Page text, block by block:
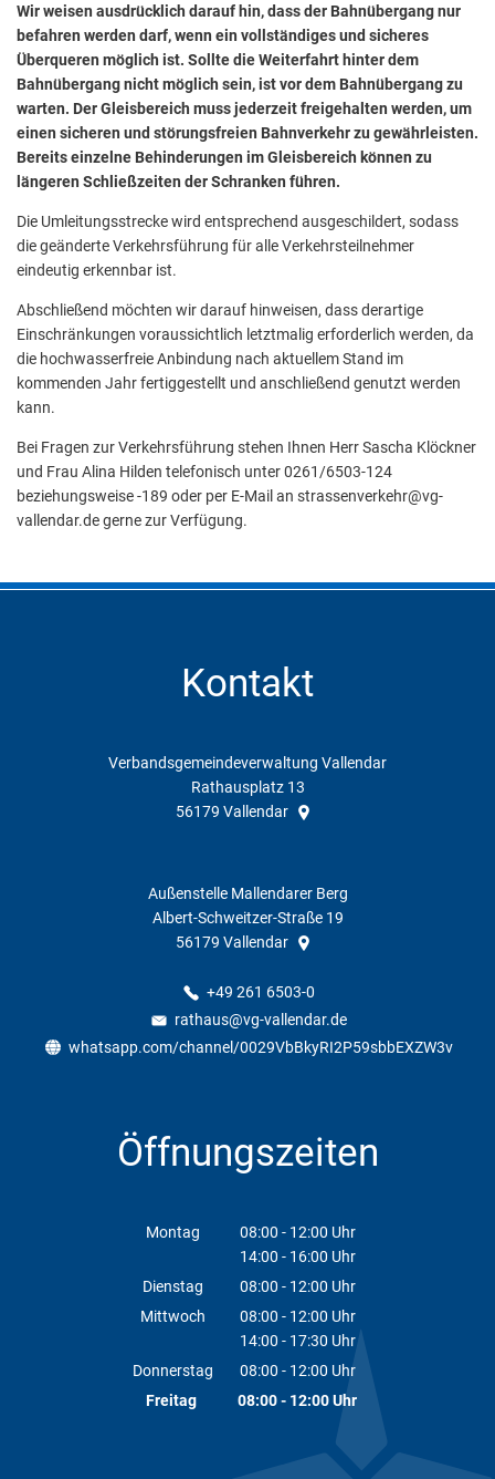
Wir weisen ausdrücklich darauf hin, dass der Bahnübergang nur
befahren werden darf, wenn ein vollständiges und sicheres
Überqueren möglich ist. Sollte die Weiterfahrt hinter dem
Bahnübergang nicht möglich sein, ist vor dem Bahnübergang zu
warten. Der Gleisbereich muss jederzeit freigehalten werden, um
einen sicheren und störungsfreien Bahnverkehr zu gewährleisten.
Bereits einzelne Behinderungen im Gleisbereich können zu
längeren Schließzeiten der Schranken führen.
Die Umleitungsstrecke wird entsprechend ausgeschildert, sodass
die geänderte Verkehrsführung für alle Verkehrsteilnehmer
eindeutig erkennbar ist.
Abschließend möchten wir darauf hinweisen, dass derartige
Einschränkungen voraussichtlich letztmalig erforderlich werden, da
die hochwasserfreie Anbindung nach aktuellem Stand im
kommenden Jahr fertiggestellt und anschließend genutzt werden
kann.
Bei Fragen zur Verkehrsführung stehen Ihnen Herr Sascha Klöckner
und Frau Alina Hilden telefonisch unter 0261/6503-124
beziehungsweise -189 oder per E-Mail an strassenverkehr@vg-
vallendar.de gerne zur Verfügung.
Kontakt
Verbandsgemeindeverwaltung Vallendar
Rathausplatz 13
56179 Vallendar
Außenstelle Mallendarer Berg
Albert-Schweitzer-Straße 19
56179 Vallendar
+49 261 6503-0
rathaus@vg-vallendar.de
whatsapp.com/channel/0029VbBkyRI2P59sbbEXZW3v
Öffnungszeiten
Montag 08:00 - 12:00 Uhr
Von 08:00 bis 12:00 Uhr
14:00 - 16:00 Uhr
Von 14:00 bis 16:00 Uhr
Dienstag 08:00 - 12:00 Uhr
Von 08:00 bis 12:00 Uhr
Mittwoch 08:00 - 12:00 Uhr
Von 08:00 bis 12:00 Uhr
14:00 - 17:30 Uhr
Von 14:00 bis 17:30 Uhr
Donnerstag 08:00 - 12:00 Uhr
Von 08:00 bis 12:00 Uhr
Freitag 08:00- 12:00Uhr
Von 08:00 bis 12:00 Uhr